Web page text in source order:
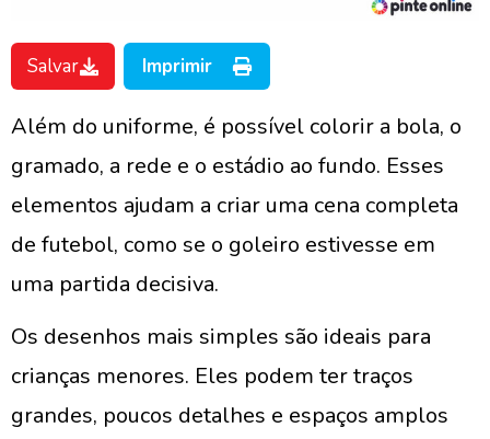
Salvar Imprimir
Além do uniforme, é possível colorir a bola, o
gramado, a rede e o estádio ao fundo. Esses
elementos ajudam a criar uma cena completa
de futebol, como se o goleiro estivesse em
uma partida decisiva.
Os desenhos mais simples são ideais para
crianças menores. Eles podem ter traços
grandes, poucos detalhes e espaços amplos